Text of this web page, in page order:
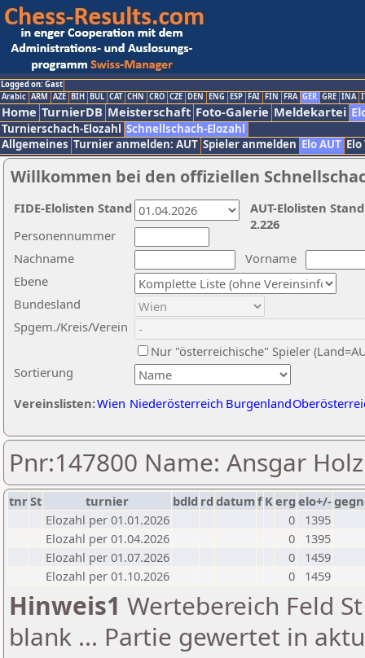
Logged on: Gast
Arabic ARM AZE BIH BUL CAT CHN CRO CZE DEN ENG ESP FAI FIN FRA GER GRE INA
Home TurnierDB Meisterschaft Foto-Galerie Meldekartei
Turnierschach-Elozahl Schnellschach-Elozahl
Allgemeines Turnier anmelden: AUT Spieler anmelden Elo AUT
Willkommen bei den offiziellen
Nachname
Vorname
Ebene
Sortierung
Personennummer
Bundesland
Spgem./Kreis/Verein
Nur "österreichische" Spieler
Vereinslisten:Wien Niederösterreich Burgenland
AUT-Elolisten
2.226
FIDE-Elolisten Stand
Pnr:147800 Name: Ansgar
tnrSt turnier bdld rd datumf Kerg elo+/-
Elozahl per 01.01.2026
0
1395
Elozahl per 01.04.2026
0
1395
Elozahl per 01.07.2026
0
1459
Elozahl per 01.10.2026
0 1459
Hinweis1 Wertebereich Feld
blank ... Partie gewertet in